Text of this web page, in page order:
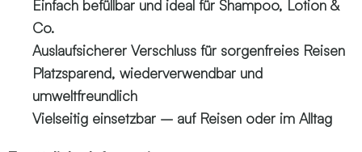
Einfach befüllbar und ideal für Shampoo, Lotion &
Co.
Auslaufsicherer Verschluss für sorgenfreies Reisen
Platzsparend, wiederverwendbar und
umweltfreundlich
Vielseitig einsetzbar – auf Reisen oder im Alltag